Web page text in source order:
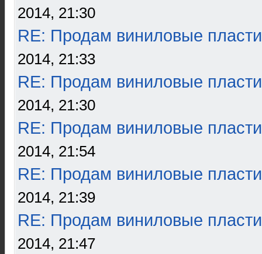
2014, 21:30
RE: Продам виниловые
2014, 21:33
RE: Продам виниловые
2014, 21:30
RE: Продам виниловые
2014, 21:54
RE: Продам виниловые
2014, 21:39
RE: Продам виниловые
2014, 21:47